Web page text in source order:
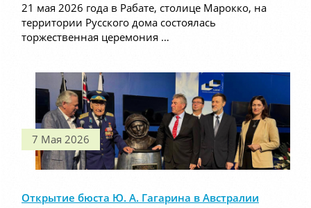
21 мая 2026 года в Рабате, столице Марокко, на
территории Русского дома состоялась
торжественная церемония …
7 Мая 2026
Открытие бюста Ю. А. Гагарина в Австралии